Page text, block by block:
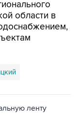
сайта